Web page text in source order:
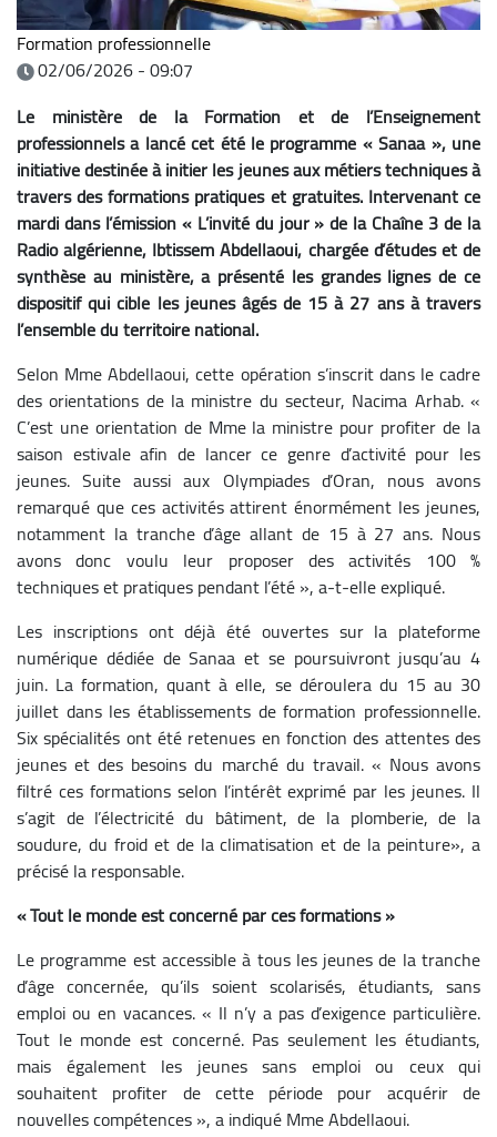
Formation professionnelle
02/06/2026 - 09:07
Le ministère de la Formation et de l’Enseignement
professionnels a lancé cet été le programme « Sanaa », une
initiative destinée à initier les jeunes aux métiers techniques à
travers des formations pratiques et gratuites. Intervenant ce
mardi dans l’émission « L’invité du jour » de la Chaîne 3 de la
Radio algérienne, Ibtissem Abdellaoui, chargée d’études et de
synthèse au ministère, a présenté les grandes lignes de ce
dispositif qui cible les jeunes âgés de 15 à 27 ans à travers
l’ensemble du territoire national.
Selon Mme Abdellaoui, cette opération s’inscrit dans le cadre
des orientations de la ministre du secteur, Nacima Arhab. «
C’est une orientation de Mme la ministre pour profiter de la
saison estivale afin de lancer ce genre d’activité pour les
jeunes. Suite aussi aux Olympiades d’Oran, nous avons
remarqué que ces activités attirent énormément les jeunes,
notamment la tranche d’âge allant de 15 à 27 ans. Nous
avons donc voulu leur proposer des activités 100 %
techniques et pratiques pendant l’été », a-t-elle expliqué.
Les inscriptions ont déjà été ouvertes sur la plateforme
numérique dédiée de Sanaa et se poursuivront jusqu’au 4
juin. La formation, quant à elle, se déroulera du 15 au 30
juillet dans les établissements de formation professionnelle.
Six spécialités ont été retenues en fonction des attentes des
jeunes et des besoins du marché du travail. « Nous avons
filtré ces formations selon l’intérêt exprimé par les jeunes. Il
s’agit de l’électricité du bâtiment, de la plomberie, de la
soudure, du froid et de la climatisation et de la peinture», a
précisé la responsable.
« Tout le monde est concerné par ces formations »
Le programme est accessible à tous les jeunes de la tranche
d’âge concernée, qu’ils soient scolarisés, étudiants, sans
emploi ou en vacances. « Il n’y a pas d’exigence particulière.
Tout le monde est concerné. Pas seulement les étudiants,
mais également les jeunes sans emploi ou ceux qui
souhaitent profiter de cette période pour acquérir de
nouvelles compétences », a indiqué Mme Abdellaoui.